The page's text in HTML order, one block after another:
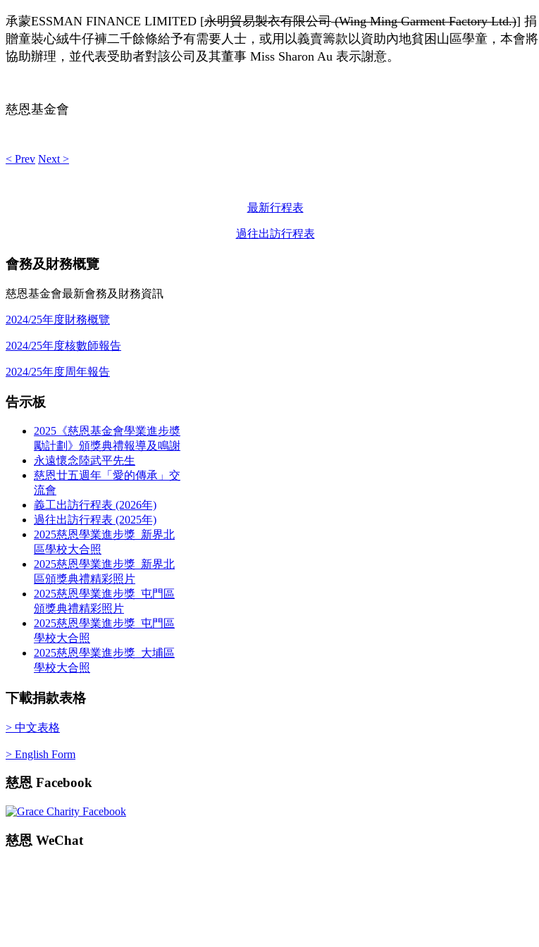
承蒙ESSMAN FINANCE LIMITED [永明貿易製衣有限公司(Wing Ming Garment Factory Ltd.)] 捐
贈童裝心絨牛仔褲二千餘條給予有需要人士，或用以義賣籌款以資助內地貧困山區學童，本會將
協助辦理，並代表受助者對該公司及其董事 Miss Sharon Au 表示謝意。
慈恩基金會
< Prev Next >
最新行程表
過往出訪行程表
會務及財務概覽
慈恩基金會最新會務及財務資訊
2024/25年度財務概覽
2024/25年度核數師報告
2024/25年度周年報告
告示板
2025《慈恩基金會學業進步奬
勵計劃》頒獎典禮報導及鳴謝
永遠懷念陸武平先生
慈恩廿五週年「愛的傳承」交
流會
義工出訪行程表 (2026年)
過往出訪行程表 (2025年)
2025慈恩學業進步獎_新界北
區學校大合照
2025慈恩學業進步獎_新界北
區頒獎典禮精彩照片
2025慈恩學業進步獎_屯門區
頒獎典禮精彩照片
2025慈恩學業進步獎_屯門區
學校大合照
2025慈恩學業進步獎_大埔區
學校大合照
下載捐款表格
> 中文表格
> English Form
慈恩 Facebook
慈恩 WeChat